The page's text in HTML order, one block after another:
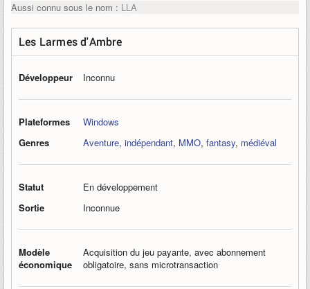
Aussi connu sous le nom : LLA
Les Larmes d'Ambre
Développeur Inconnu
Plateformes
Windows
Genres
Aventure, indépendant, MMO, fantasy, médiéval
Statut
En développement
Sortie
Inconnue
Modèle
économique
Acquisition du jeu payante, avec abonnement
obligatoire, sans microtransaction